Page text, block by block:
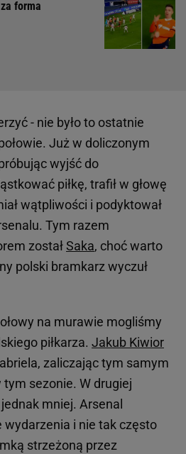
forma
- nie było to ostatnie
Już w doliczonym
wyjść do
piłkę, trafił w głowę
wątpliwości i podyktował
Tym razem
zostałSaka, choć warto
polski bramkarz wyczuł
na murawie mogliśmy
piłkarza. Jakub Kiwior
zaliczając tym samym
tym sezonie. W drugiej
mniej. Arsenal
wydarzenia i nie tak często
strzeżoną przez